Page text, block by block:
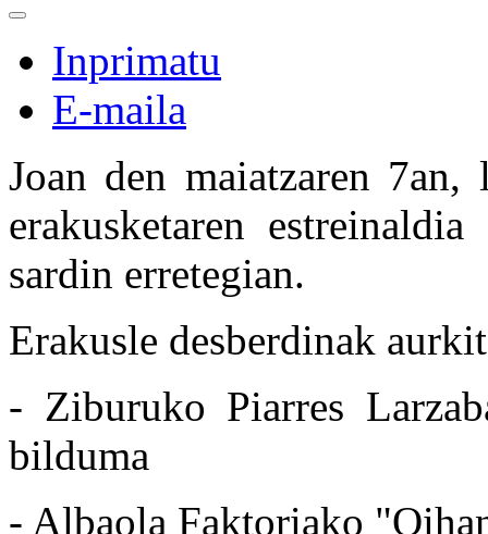
Inprimatu
E-maila
Joan den maiatzaren 7an,
erakusketaren
sardin erretegian.
Erakusle desberdinak
- Ziburuko Piarres
bilduma
- Albaola Faktoriako